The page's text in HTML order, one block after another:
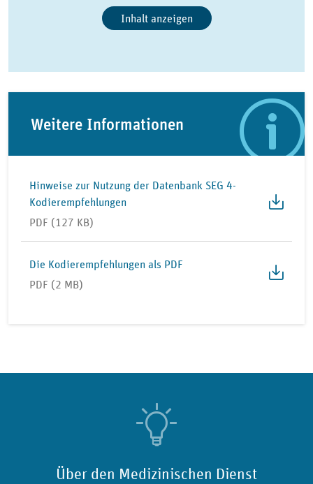
Inhalt anzeigen
Weitere Informationen
Hinweise zur Nutzung der Datenbank SEG 4-
Kodierempfehlungen
PDF (127 KB)
Die Kodierempfehlungen als PDF
PDF (2 MB)
Über den Medizinischen Dienst